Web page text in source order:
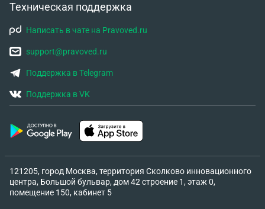
Техническая поддержка
Написать в чате на Pravoved.ru
support@pravoved.ru
Поддержка в Telegram
Поддержка в VK
121205, город Москва, территория Сколково инновационного
центра, Большой бульвар, дом 42 строение 1, этаж 0,
помещение 150, кабинет 5